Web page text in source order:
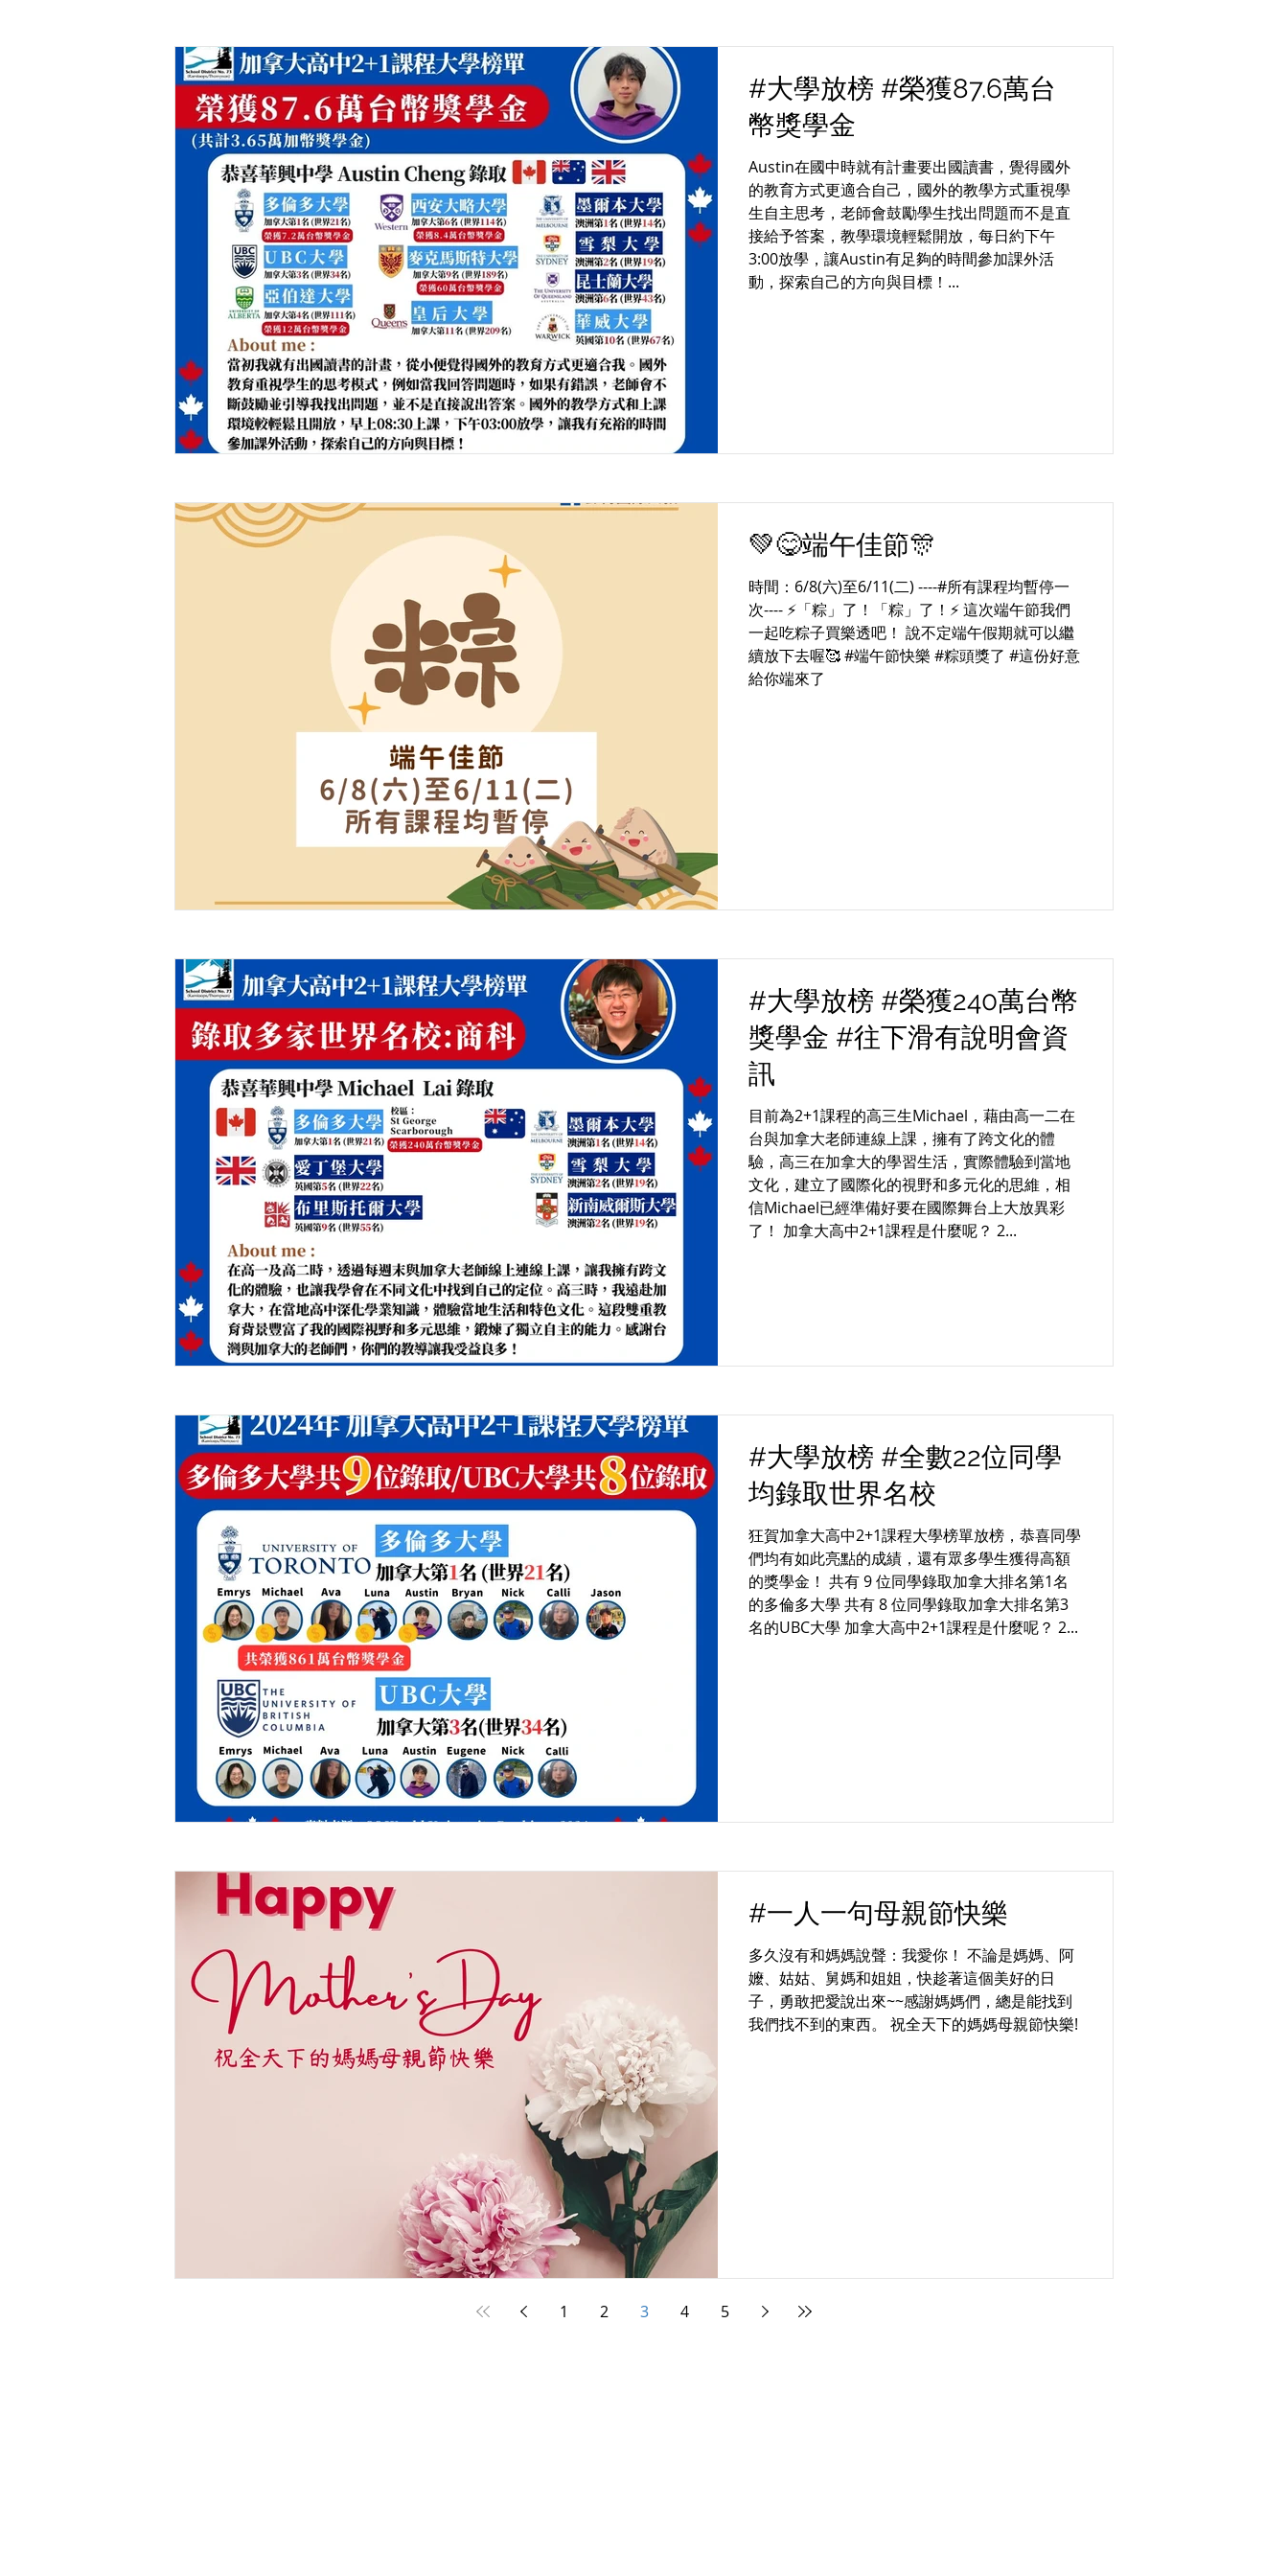
#大學放榜 #榮獲87.6萬台
幣獎學金
Austin在國中時就有計畫要出國讀書，覺得國外
的教育方式更適合自己，國外的教學方式重視學
生自主思考，老師會鼓勵學生找出問題而不是直
接給予答案，教學環境輕鬆開放，每日約下午
3:00放學，讓Austin有足夠的時間參加課外活
動，探索自己的方向與目標！...
💚😋端午佳節🎊
時間：6/8(六)至6/11(二) ----#所有課程均暫停一
次---- ⚡「粽」了！「粽」了！⚡ 這次端午節我們
一起吃粽子買樂透吧！ 說不定端午假期就可以繼
續放下去喔🥰 #端午節快樂 #粽頭獎了 #這份好意
給你端來了
#大學放榜 #榮獲240萬台幣
獎學金 #往下滑有說明會資
訊
目前為2+1課程的高三生Michael，藉由高一二在
台與加拿大老師連線上課，擁有了跨文化的體
驗，高三在加拿大的學習生活，實際體驗到當地
文化，建立了國際化的視野和多元化的思維，相
信Michael已經準備好要在國際舞台上大放異彩
了！ 加拿大高中2+1課程是什麼呢？ 2...
#大學放榜 #全數22位同學
均錄取世界名校
狂賀加拿大高中2+1課程大學榜單放榜，恭喜同學
們均有如此亮點的成績，還有眾多學生獲得高額
的獎學金！ 共有 9 位同學錄取加拿大排名第1名
的多倫多大學 共有 8 位同學錄取加拿大排名第3
名的UBC大學 加拿大高中2+1課程是什麼呢？ 2...
#一人一句母親節快樂
多久沒有和媽媽說聲：我愛你！ 不論是媽媽、阿
嬤、姑姑、舅媽和姐姐，快趁著這個美好的日
子，勇敢把愛說出來~~感謝媽媽們，總是能找到
我們找不到的東西。 祝全天下的媽媽母親節快樂!
1 2 3 4 5